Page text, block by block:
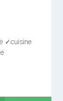
✓cuisine